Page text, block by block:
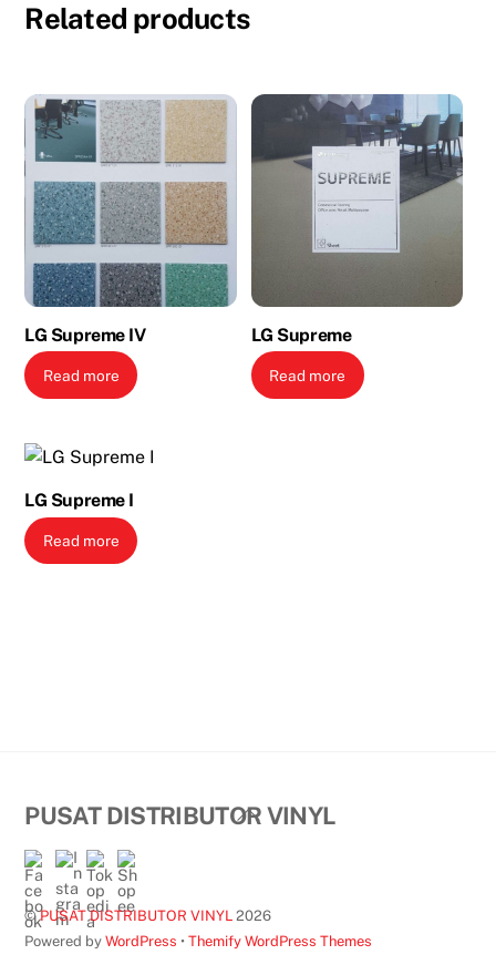
Related products
LG Supreme IV
Read more
LG Supreme
Read more
LG Supreme I
Read more
Back
PUSAT DISTRIBUTOR VINYL
©PUSAT DISTRIBUTOR VINYL 2026
Powered byWordPress •Themify WordPress Themes